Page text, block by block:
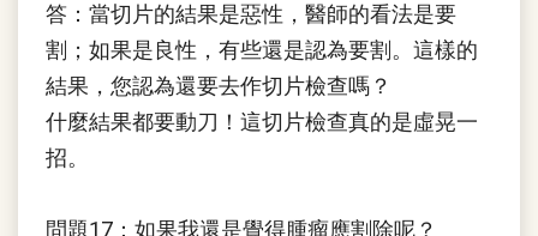
答：當切片的結果是惡性，醫師的看法是要
割；如果是良性，有些還是認為要割。這樣的
結果，您認為還要去作切片檢查嗎？
什麼結果都要動刀！這切片檢查真的是虛晃一
招。
問題17：如果我還是覺得腫瘤應割除呢？